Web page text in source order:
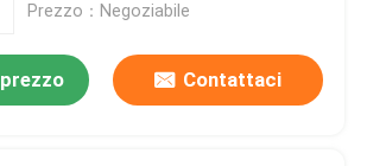
Prezzo：Negoziabile
Contattaci